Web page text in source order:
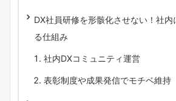
DX社員研修を形骸化させない！社
る仕組み
社内DXコミュニティ運営
表彰制度や成果発信でモチベ維持